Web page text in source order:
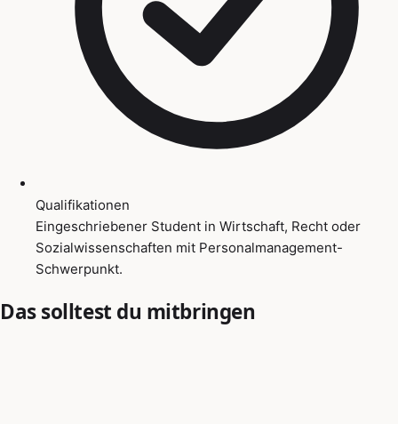
Qualifikationen
Eingeschriebener Student in Wirtschaft, Recht oder
Sozialwissenschaften mit Personalmanagement-
Schwerpunkt.
Das solltest du mitbringen